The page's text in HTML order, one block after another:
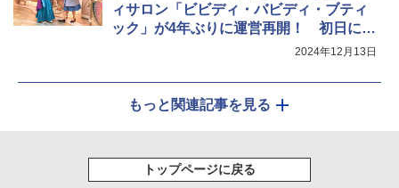
ィサロン「ビビディ・バビディ・ブティ
ック」が4年ぶりに運営再開！ 初日に行
2024年12月13日
もっと関連記事を見る
トップページに戻る